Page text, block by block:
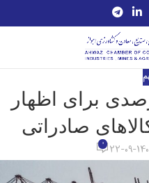
۱۰ تا ۱۰۰ درصدی برای اظهار
صادراتی
0